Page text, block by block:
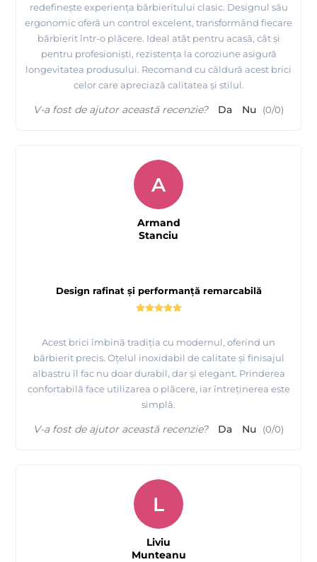
redefinește experiența bărbieritului clasic. Designul său
ergonomic oferă un control excelent, transformând fiecare
bărbierit într-o plăcere. Ideal atât pentru acasă, cât și
pentru profesioniști, rezistența la coroziune asigură
longevitatea produsului. Recomand cu căldură acest brici
celor care apreciază calitatea și stilul.
V-a fost de ajutor această recenzie? Da Nu (0/0)
Design rafinat și performanță remarcabilă
Acest brici îmbină tradiția cu modernul, oferind un
bărbierit precis. Oțelul inoxidabil de calitate și finisajul
albastru îl fac nu doar durabil, dar și elegant. Prinderea
confortabilă face utilizarea o plăcere, iar întreținerea este
simplă.
A
Armand
Stanciu
V-a fost de ajutor această recenzie? Da Nu (0/0)
L
Liviu
Munteanu